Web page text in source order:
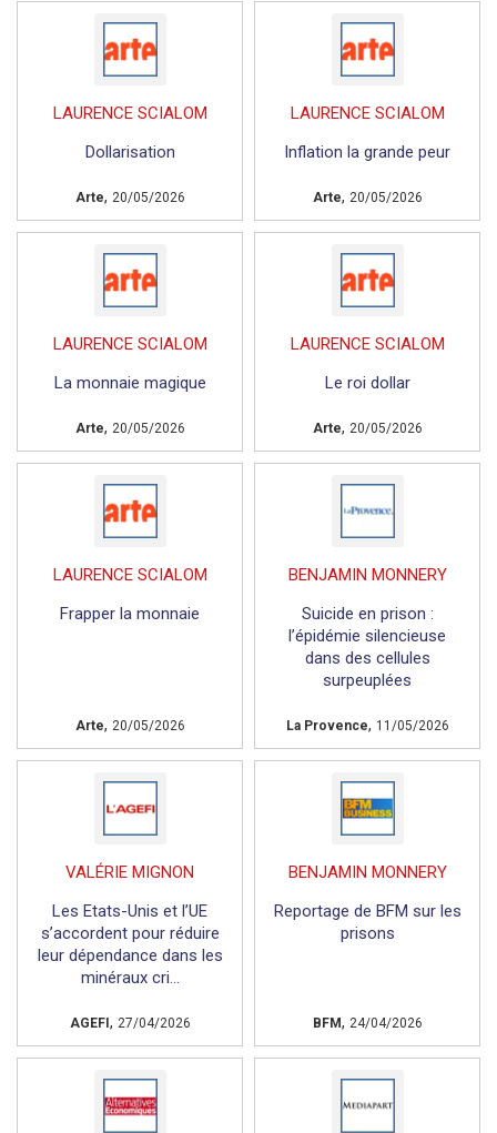
LAURENCE SCIALOM
Dollarisation
Arte, 20/05/2026
LAURENCE SCIALOM
Inflation la grande peur
Arte, 20/05/2026
LAURENCE SCIALOM
La monnaie magique
Arte, 20/05/2026
LAURENCE SCIALOM
Le roi dollar
Arte, 20/05/2026
LAURENCE SCIALOM
Frapper la monnaie
Arte, 20/05/2026
BENJAMIN MONNERY
Suicide en prison :
l’épidémie silencieuse
dans des cellules
surpeuplées
La Provence, 11/05/2026
VALÉRIE MIGNON
Les Etats-Unis et l’UE
s’accordent pour réduire
leur dépendance dans les
minéraux cri...
AGEFI , 27/04/2026
BENJAMIN MONNERY
Reportage de BFM sur les
prisons
BFM, 24/04/2026